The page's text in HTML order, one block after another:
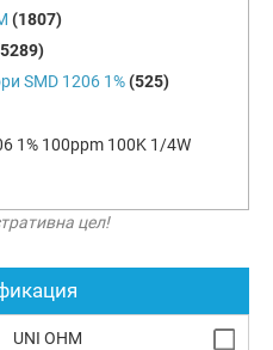
(1807)
SMD 1206 1% (525)
1% 100ppm 100K 1/4W
цел!
UNI OHM